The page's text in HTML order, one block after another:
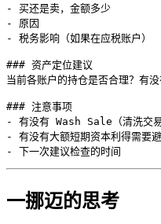
- 买还是卖，金额多少
- 原因
- 税务影响（如果在应税账户）
### 资产定位建议
当前各账户的持仓是否合理？有
### 注意事项
- 有没有 Wash Sale（清洗交易
- 有没有大额短期资本利得需要避
一挪迈的思考